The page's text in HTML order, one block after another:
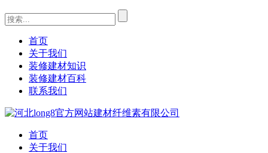
首页
关于我们
装修建材知识
装修建材百科
联系我们
首页
关于我们